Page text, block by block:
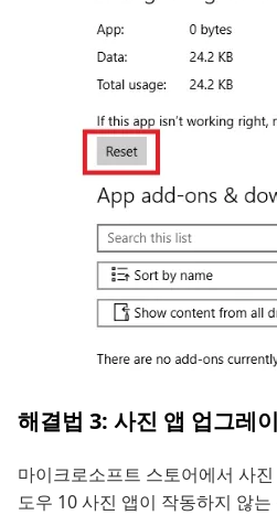
해결법 3: 사진 앱 업그레
마이크로소프트 스토어에서 사
도우 10 사진 앱이 작동하지 않